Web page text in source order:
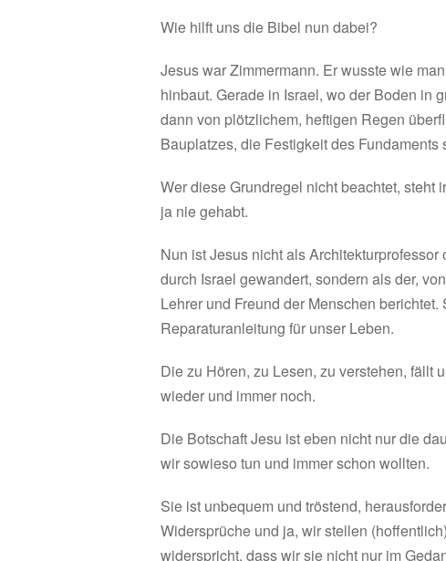
Wie hilft uns die Bibel nun dabei?
Jesus war Zimmermann. Er wusste wie
hinbaut. Gerade in Israel, wo der Boden in
dann von plötzlichem, heftigen Regen
Bauplatzes, die Festigkeit des Fundaments
Wer diese Grundregel nicht beachtet, steht
ja nie gehabt.
Nun ist Jesus nicht als
durch Israel gewandert, sondern als der,
Lehrer und Freund der Menschen
Reparaturanleitung für unser Leben.
Die zu Hören, zu Lesen, zu verstehen, fällt
wieder und immer noch.
Die Botschaft Jesu ist eben nicht nur die
wir sowieso tun und immer schon wollten.
Sie ist unbequem und tröstend,
Widersprüche und ja, wir stellen
widerspricht, dass wir sie nicht nur im